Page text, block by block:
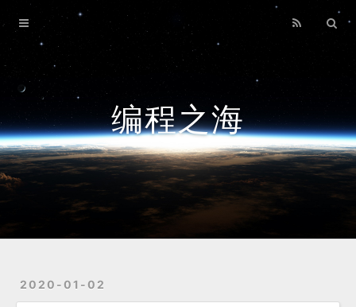
编程之海
2020-01-02
Home